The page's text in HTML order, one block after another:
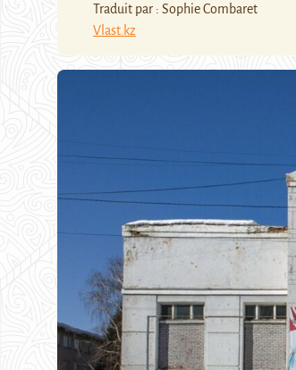
Traduit par : Sophie Combaret
Vlast.kz